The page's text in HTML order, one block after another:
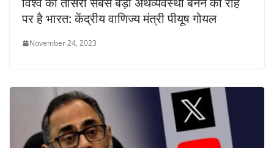
पर है भारत: केंद्रीय वाणिज्य मंत्री पीयूष गोयल
November 24, 2023